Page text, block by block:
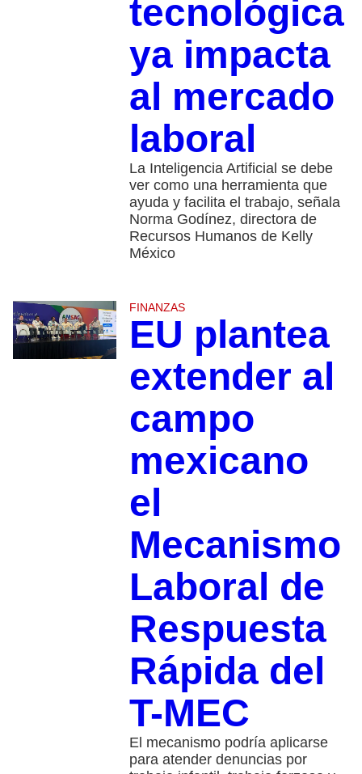
tecnológica
ya impacta
al mercado
laboral
La Inteligencia Artificial se debe
ver como una herramienta que
ayuda y facilita el trabajo, señala
Norma Godínez, directora de
Recursos Humanos de Kelly
México
FINANZAS
EU plantea
extender al
campo
mexicano
el
Mecanismo
Laboral de
Respuesta
Rápida del
T-MEC
El mecanismo podría aplicarse
para atender denuncias por